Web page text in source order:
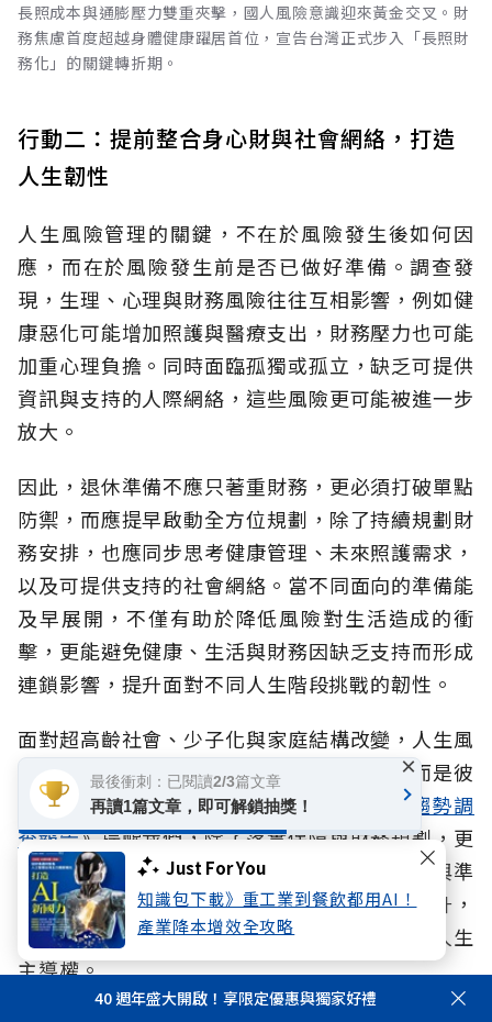
Just For You
知識包下載》重工業到餐飲都用AI！
產業降本增效全攻略
長照成本與通膨壓力雙重夾擊，國人風險意識迎來黃金交叉。財
務焦慮首度超越身體健康躍居首位，宣告台灣正式步入「長照財
務化」的關鍵轉折期。
行動二：提前整合身心財與社會網絡，打造
人生韌性
人生風險管理的關鍵，不在於風險發生後如何因
應，而在於風險發生前是否已做好準備。調查發
現，生理、心理與財務風險往往互相影響，例如健
康惡化可能增加照護與醫療支出，財務壓力也可能
加重心理負擔。同時面臨孤獨或孤立，缺乏可提供
資訊與支持的人際網絡，這些風險更可能被進一步
放大。
因此，退休準備不應只著重財務，更必須打破單點
防禦，而應提早啟動全方位規劃，除了持續規劃財
務安排，也應同步思考健康管理、未來照護需求，
以及可提供支持的社會網絡。當不同面向的準備能
及早展開，不僅有助於降低風險對生活造成的衝
擊，更能避免健康、生活與財務因缺乏支持而形成
連鎖影響，提升面對不同人生階段挑戰的韌性。
面對超高齡社會、少子化與家庭結構改變，人生風
險早已不是生理、心理、財務的單一課題，而是彼
此交織的整體挑戰。本次《2026人生風險趨勢調
查報告》提醒我們，除了落實保障與財務規劃，更
重要的是及早辨識風險、建立完整的社會支持與準
備能力。當風險意識、退休準備與行動同步提升，
才能從容因應長壽與突發風險挑戰，真正掌握人生
主導權。
40 週年盛大開啟！享限定優惠與獨家好禮
最後衝刺：已閱讀2/3篇文章
再讀1篇文章，即可解鎖抽獎！
×